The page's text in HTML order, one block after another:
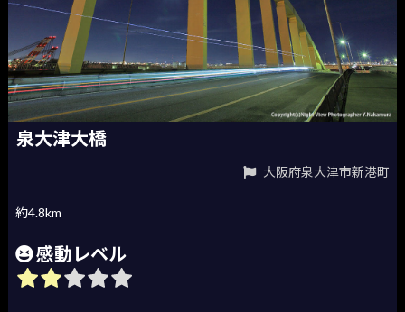
泉大津大橋
大阪府泉大津市新港町
約4.8km
感動レベル